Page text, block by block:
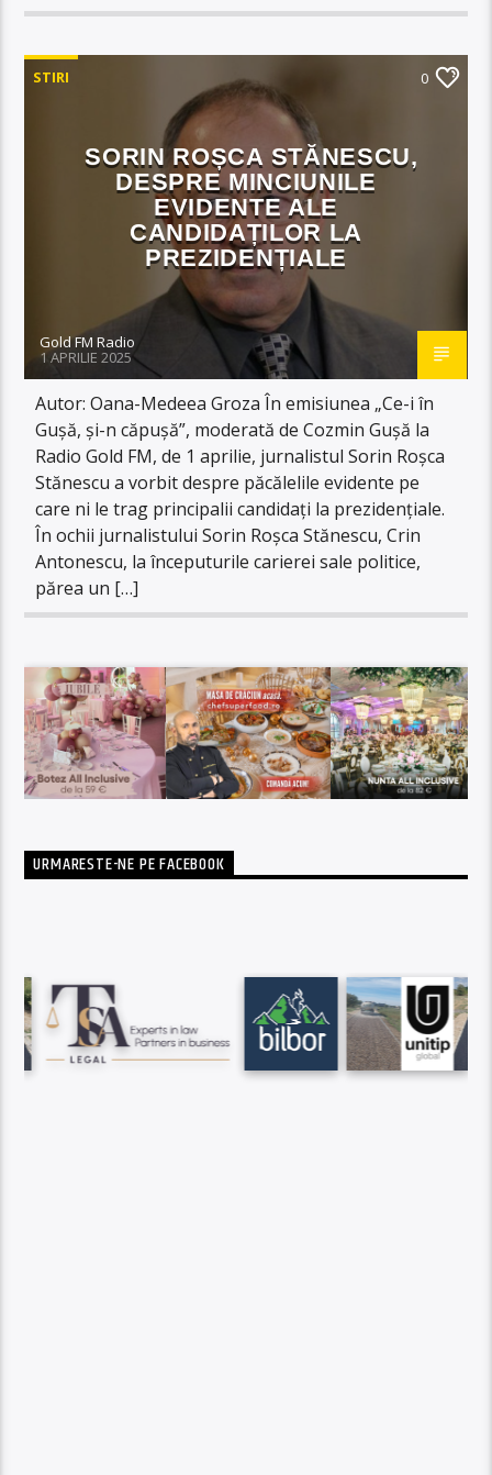
STIRI 0
SORIN ROȘCA STĂNESCU,
DESPRE MINCIUNILE
EVIDENTE ALE
CANDIDAȚILOR LA
PREZIDENȚIALE
Gold FM Radio
1 APRILIE 2025
Autor: Oana-Medeea Groza În emisiunea „Ce-i în
Gușă, și-n căpușă”, moderată de Cozmin Gușă la
Radio Gold FM, de 1 aprilie, jurnalistul Sorin Roșca
Stănescu a vorbit despre păcălelile evidente pe
care ni le trag principalii candidați la prezidențiale.
În ochii jurnalistului Sorin Roșca Stănescu, Crin
Antonescu, la începuturile carierei sale politice,
părea un […]
URMARESTE-NE PE FACEBOOK